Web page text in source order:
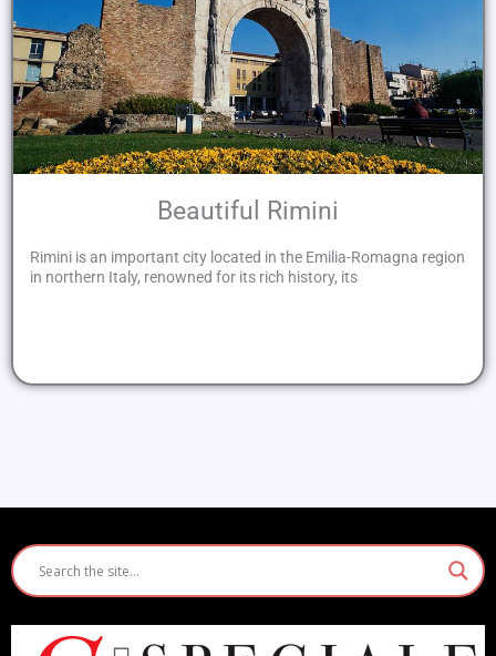
Beautiful Rimini
Rimini is an important city located in the Emilia-Romagna region
in northern Italy, renowned for its rich history, its